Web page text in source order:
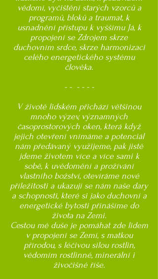
vědomí, vyčištění starých vzorců a
programů, bloků a traumat, k
usnadnění přístupu k vyššímu Já, k
propojení se Zdrojem skrze
duchovním srdce, skrze harmonizaci
celého energetického systému
člověka.
- - - - - -
V životě lidském přichází většinou
mnoho výzev, významných
časoprostorových oken, která když
jejich otevření vnímáme a potenciál
nám předávaný využijeme, pak jistě
jdeme životem více a více sami k
sobě, k uvědomění a prožívání
vlastního božství, otevíráme nové
příležitosti a ukazují se nám naše dary
a schopnosti, které si jako duchovní a
energetické bytosti přinášíme do
života na Zemi.
Cestou mé duše je pomáhat zde lidem
v propojení se Zemí, s matkou
přírodou, s léčivou silou rostlin,
vědomím rostlinné, minerální i
živočišné říše.